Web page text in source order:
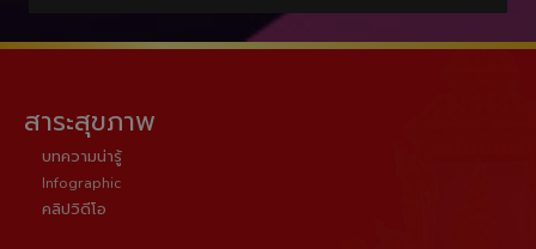
สาระสุขภาพ
บทความน่ารู้
Infographic
คลิปวิดีโอ